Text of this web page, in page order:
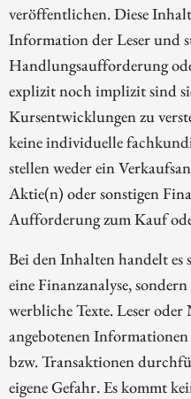
veröffentlichen. Diese
Information der Leser und
Handlungsaufforderung
explizit noch implizit sind
Kursentwicklungen zu
keine individuelle
stellen weder ein
Aktie(n) oder sonstigen
Aufforderung zum Kauf
Bei den Inhalten handelt
eine Finanzanalyse,
werbliche Texte. Leser
angebotenen
bzw. Transaktionen
eigene Gefahr. Es kommt